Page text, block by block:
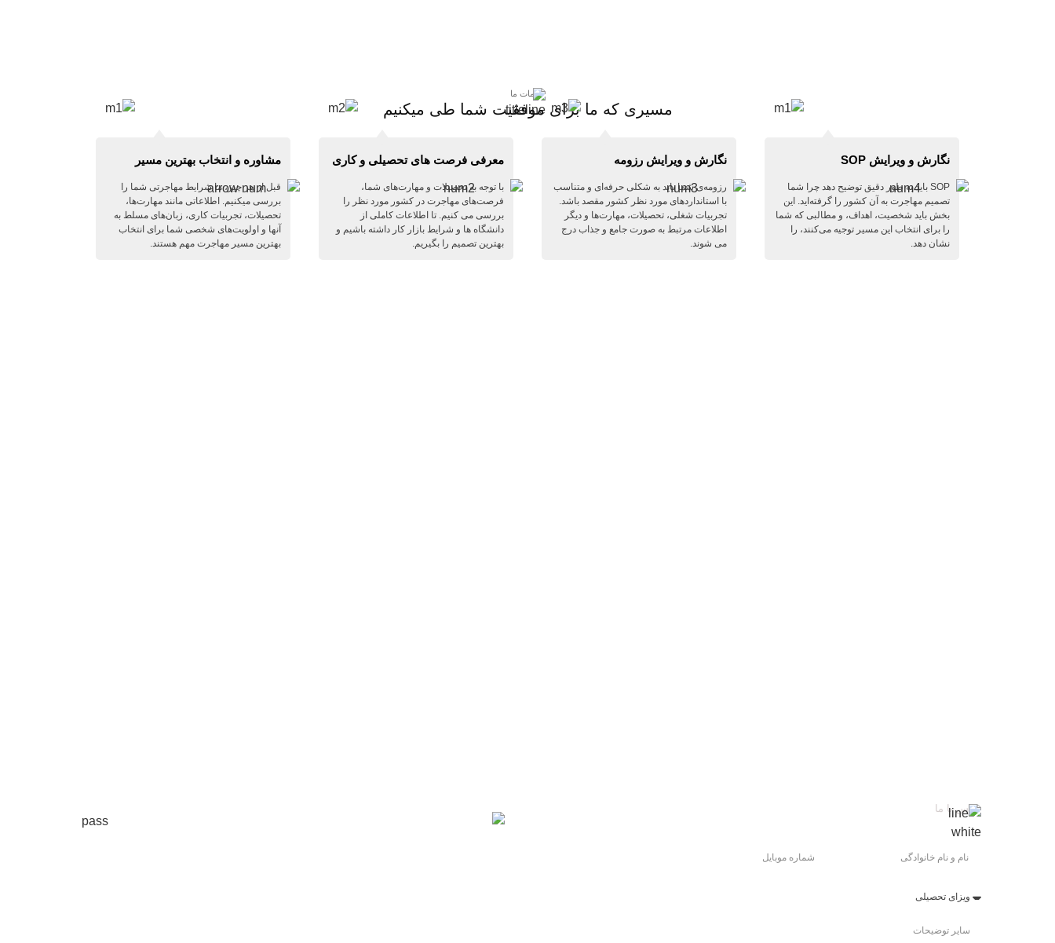
خدمات ما
مسیری که ما برای موفقیت شما طی میکنیم
نگارش و ویرایش SOP
SOP باید به طور دقیق توضیح دهد چرا شما
تصمیم مهاجرت به آن کشور را گرفته‌اید. این
بخش باید شخصیت، اهداف، و مطالبی که شما
را برای انتخاب این مسیر توجیه می‌کنند، را
نشان دهد.
نگارش و ویرایش رزومه
رزومه‌ی شما باید به شکلی حرفه‌ای و متناسب
با استانداردهای مورد نظر کشور مقصد باشد.
تجربیات شغلی، تحصیلات، مهارت‌ها و دیگر
اطلاعات مرتبط به صورت جامع و جذاب درج
می شوند.
معرفی فرصت های تحصیلی و کاری
با توجه به تحصیلات و مهارت‌های شما،
فرصت‌های مهاجرت در کشور مورد نظر را
بررسی می کنیم. تا اطلاعات کاملی از
دانشگاه ها و شرایط بازار کار داشته باشیم و
بهترین تصمیم را بگیریم.
مشاوره و انتخاب بهترین مسیر
قبل از هر چیز، ما شرایط مهاجرتی شما را
بررسی میکنیم. اطلاعاتی مانند مهارت‌ها،
تحصیلات، تجربیات کاری، زبان‌های مسلط به
آنها و اولویت‌های شخصی شما برای انتخاب
بهترین مسیر مهاجرت مهم هستند.
تماس با ما